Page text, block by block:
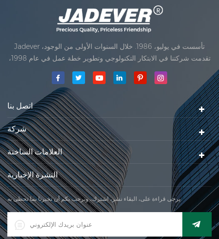
Jadever تأسست في يوليو، 1986. خلال السنوات الأولى من الوجود،
تقدمت شركتنا في الابتكار التكنولوجي وتطوير خطة عمل في عام 1998،
حققت شركتنا هدف الجودة الرئيسية، متى تلقت أول منتجاتنا موافقة من
مقياس المحدودةكان تأسيس تقع من
اتصل بنا
شركة
العلامات الساخنة
النشرة الإخبارية
يرجى قراءة على، البقاء نشر، اشترك، ونرحب بكم أن تخبرنا بما تحظى به.